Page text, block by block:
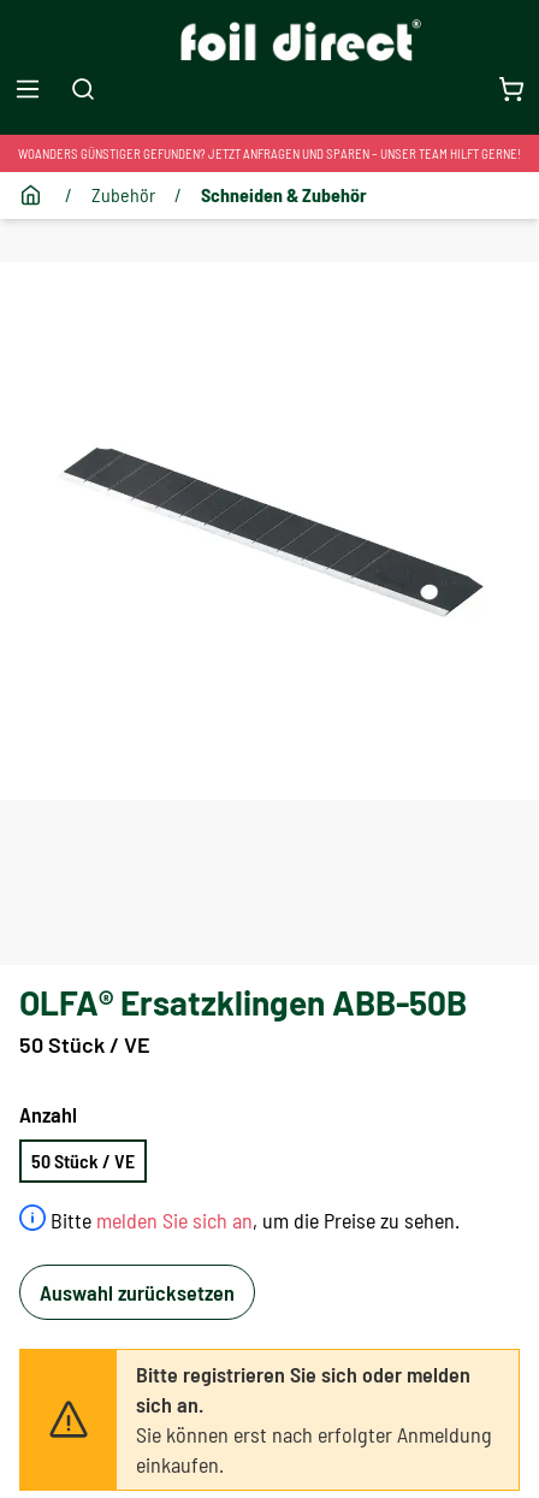
WOANDERS GÜNSTIGER GEFUNDEN? JETZT ANFRAGEN UND SPAREN – UNSER TEAM HILFT GERNE!
/ Zubehör / Schneiden & Zubehör
OLFA® Ersatzklingen ABB-50B
50 Stück / VE
Bitte melden Sie sich an, um die Preise zu sehen.
Anzahl
50 Stück / VE
Auswahl zurücksetzen
Bitte registrieren Sie sich oder melden
sich an.
Sie können erst nach erfolgter Anmeldung
einkaufen.